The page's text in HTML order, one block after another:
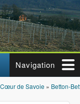
Navigation
de Savoie » Betton-